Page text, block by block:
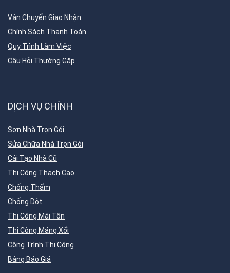
Vận Chuyển Giao Nhận
Chính Sách Thanh Toán
Quy Trình Làm Việc
Câu Hỏi Thường Gặp
DỊCH VỤ CHÍNH
Sơn Nhà Trọn Gói
Sửa Chữa Nhà Trọn Gói
Cải Tạo Nhà Cũ
Thi Công Thạch Cao
Chống Thấm
Chống Dột
Thi Công Mái Tôn
Thi Công Máng Xối
Công Trình Thi Công
Bảng Báo Giá